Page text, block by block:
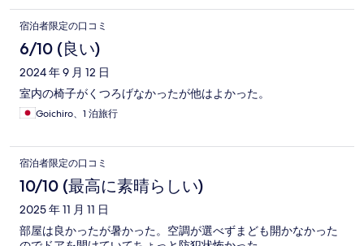
宿泊者限定の口コミ
6/10 (良い)
2024 年 9 月 12 日
室内の椅子がくつろげなかったが他はよかった。
Goichiro、1 泊旅行
宿泊者限定の口コミ
10/10 (最高に素晴らしい)
2025 年 11 月 11 日
部屋は良かったが暑かった。空調が選べずまども開かなかった